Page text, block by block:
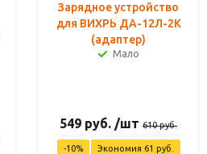
Зарядное устройство
для ВИХРЬ ДА-12Л-2К
(адаптер)
Мало
549 руб. /шт 610руб.
-10% Экономия 61 руб.